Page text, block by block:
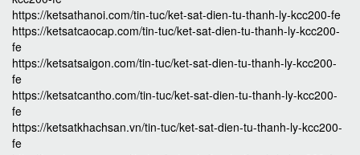
https://ketsathanoi.com/tin-tuc/ket-sat-dien-tu-thanh-ly-kcc200-fe
https://ketsatcaocap.com/tin-tuc/ket-sat-dien-tu-thanh-ly-kcc200-
fe
https://ketsatsaigon.com/tin-tuc/ket-sat-dien-tu-thanh-ly-kcc200-
fe
https://ketsatcantho.com/tin-tuc/ket-sat-dien-tu-thanh-ly-kcc200-
fe
https://ketsatkhachsan.vn/tin-tuc/ket-sat-dien-tu-thanh-ly-kcc200-
fe